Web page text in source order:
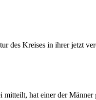
des Kreises in ihrer jetzt
hat einer der Männer